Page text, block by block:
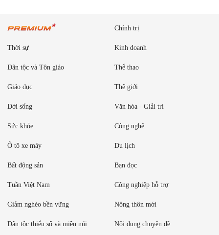
Chính trị
Thời sự Kinh doanh
Dân tộc và Tôn giáo Thể thao
Giáo dục Thế giới
Đời sống Văn hóa - Giải trí
Sức khỏe Công nghệ
Ô tô xe máy Du lịch
Bất động sản Bạn đọc
Tuần Việt Nam Công nghiệp hỗ trợ
Giảm nghèo bền vững Nông thôn mới
Dân tộc thiểu số và miền núi Nội dung chuyên đề